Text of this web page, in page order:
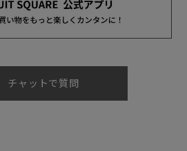
チャットで質問